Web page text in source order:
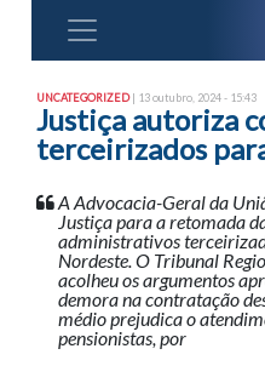
UNCATEGORIZED| 13 outubro, 2024 - 15:43
Justiça autoriza
terceirizados
A Advocacia-Geral da
Justiça para a retomada
administrativos
Nordeste. O Tribunal
acolheu os argumentos
demora na contratação
médio prejudica o
pensionistas, por